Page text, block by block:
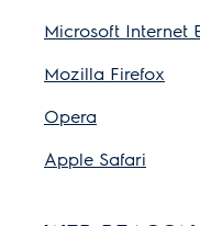
Microsoft Internet
Mozilla Firefox
Opera
Apple Safari